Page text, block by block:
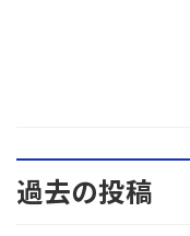
過去の投稿